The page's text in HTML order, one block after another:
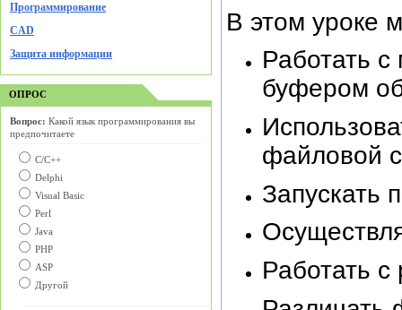
Программирование
CAD
Защита информации
ОПРОС
Вопрос: Какой язык программирования вы
предпочитаете
С/C++
Delphi
Visual Basic
Perl
Java
PHP
ASP
Другой
В этом уроке
Работать
буфером
файловой
Запускать
Работать